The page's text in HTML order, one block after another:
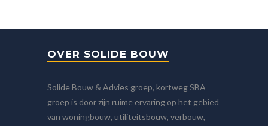
OVER SOLIDE BOUW
Solide Bouw & Advies groep, kortweg SBA
groep is door zijn ruime ervaring op het gebied
van woningbouw, utiliteitsbouw, verbouw,